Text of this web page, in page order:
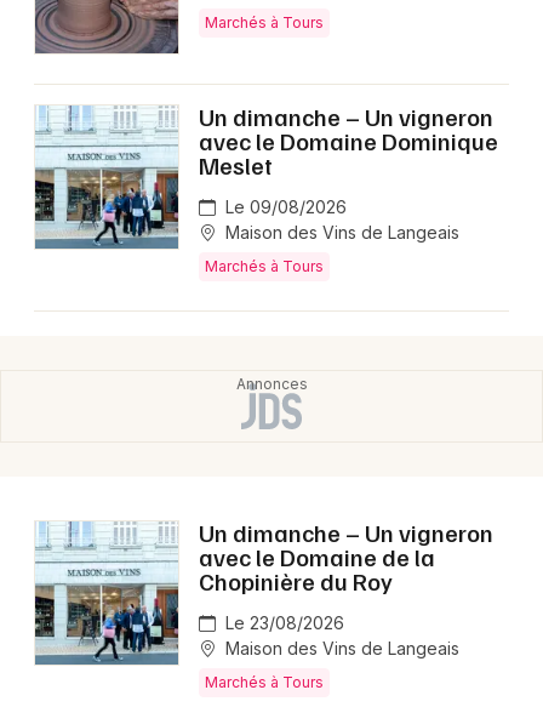
Marchés à Tours
Un dimanche – Un vigneron
avec le Domaine Dominique
Meslet
Le 09/08/2026
Maison des Vins de Langeais
Marchés à Tours
Un dimanche – Un vigneron
avec le Domaine de la
Chopinière du Roy
Le 23/08/2026
Maison des Vins de Langeais
Marchés à Tours